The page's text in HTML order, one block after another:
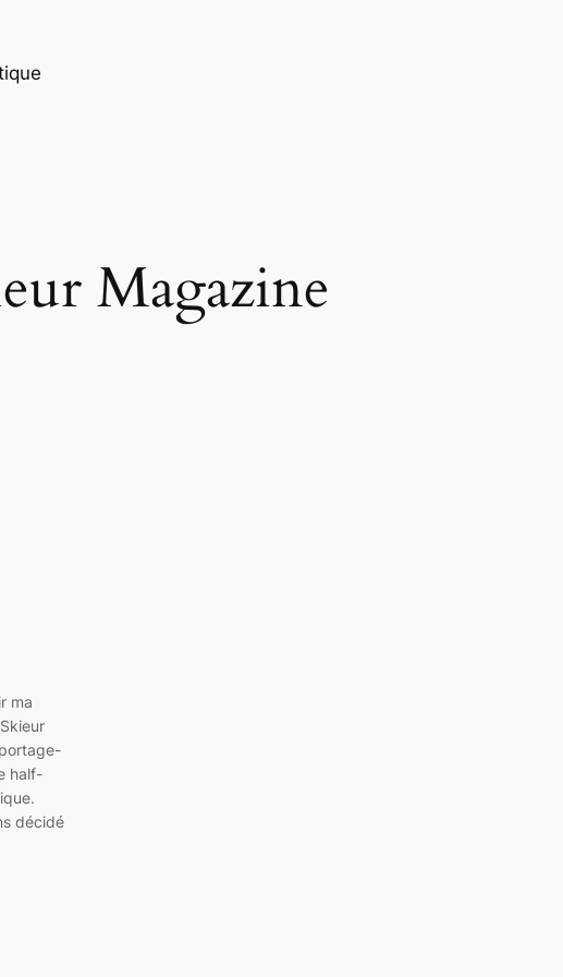
Magazine
ma
half-
décidé